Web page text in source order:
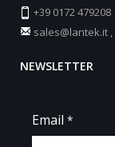
+39 0172 479208
sales@lantek.it
NEWSLETTER